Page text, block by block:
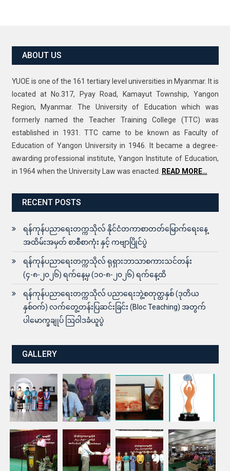
ABOUT US
YUOE is one of the 161 tertiary level universities in Myanmar. It is
located at No.317, Pyay Road, Kamayut Township, Yangon
Region, Myanmar. The University of Education which was
formerly named the Teacher Training College (TTC) was
established in 1931. TTC came to be known as Faculty of
Education of Yangon University in 1946. It became a degree-
awarding professional institute, Yangon Institute of Education,
in 1964 when the University Law was enacted.
READ MORE…
RECENT POSTS
ရန်ကုန်ပညာရေးတက္ကသိုလ် နိုင်ငံတကာစာတတ်မြောက်ရေးနေ့
အထိမ်းအမှတ် စာစီစာကုံး နှင့် ကဗျာပြိုင်ပွဲ
ရန်ကုန်ပညာရေးတက္ကသိုလ် ရုရှားဘာသာစကားသင်တန်း
(၄-၈-၂၀၂၆) ရက်နေ့မှ (၁၀-၈-၂၀၂၆) ရက်နေ့ထိ
ရန်ကုန်ပညာရေးတက္ကသိုလ် ပညာရေးဘွဲ့စတုတ္ထနှစ် (ဒုတိယ
နှစ်ဝက်) လက်တွေ့တန်းပြဆင်းခြင်း (Bloc Teaching) အတွက်
ပါမောက္ခချုပ် ဩဝါဒခံယူပွဲ
GALLERY